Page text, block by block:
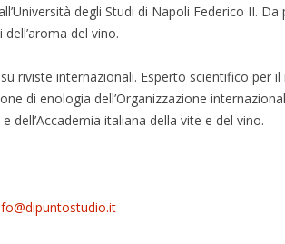
degli Studi di Napoli Federico II. Da
del vino.
riviste internazionali. Esperto scientifico per
di enologia dell’Organizzazione
dell’Accademia italiana della vite e del vino.